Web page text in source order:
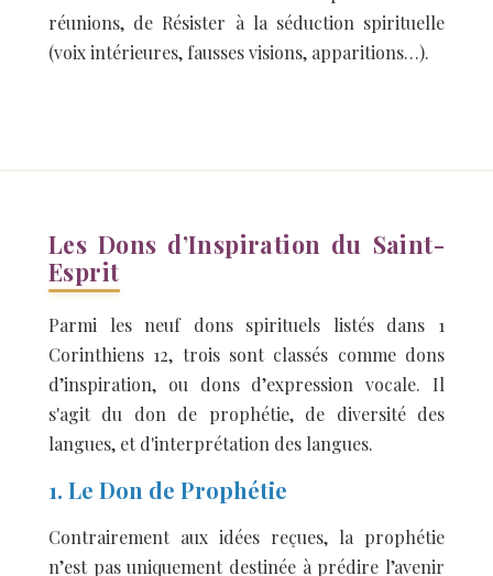
réunions, de Résister à la séduction spirituelle
(voix intérieures, fausses visions, apparitions…).
Les Dons d’Inspiration du Saint-
Esprit
Parmi les neuf dons spirituels listés dans 1
Corinthiens 12, trois sont classés comme dons
d’inspiration, ou dons d’expression vocale. Il
s'agit du don de prophétie, de diversité des
langues, et d'interprétation des langues.
1. Le Don de Prophétie
Contrairement aux idées reçues, la prophétie
n’est pas uniquement destinée à prédire l’avenir